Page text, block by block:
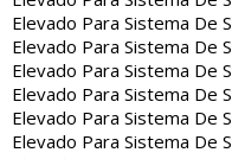
Elevado Para Sistema De
Elevado Para Sistema De
Elevado Para Sistema De
Elevado Para Sistema De
Elevado Para Sistema De
Elevado Para Sistema De